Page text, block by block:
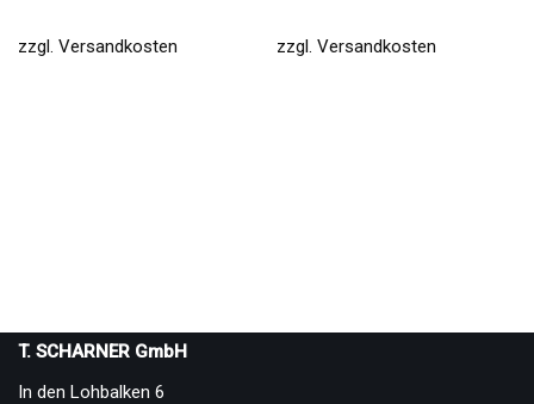
zzgl. Versandkosten zzgl.Versandkosten
T. SCHARNER GmbH
In den Lohbalken 6